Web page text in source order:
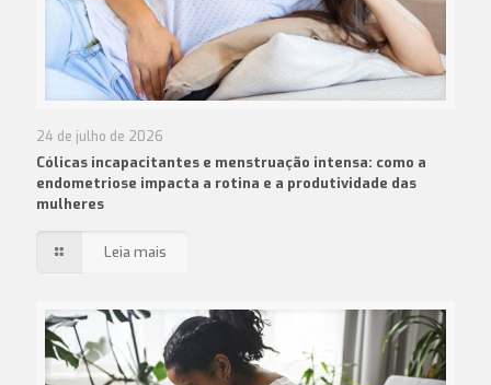
24 de julho de 2026
Cólicas incapacitantes e menstruação intensa: como a
endometriose impacta a rotina e a produtividade das
mulheres
Leia mais